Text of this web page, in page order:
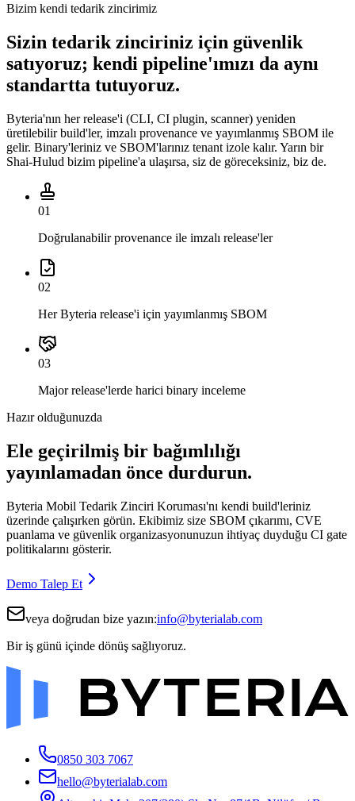
Bizim kendi tedarik zincirimiz
Sizin tedarik zinciriniz için güvenlik
satıyoruz; kendi pipeline'ımızı da aynı
standartta tutuyoruz.
Byteria'nın her release'i (CLI, CI plugin, scanner) yeniden
üretilebilir build'ler, imzalı provenance ve yayımlanmış SBOM ile
gelir. Binary'leriniz ve SBOM'larınız tenant izole kalır. Yarın bir
Shai-Hulud bizim pipeline'a ulaşırsa, siz de göreceksiniz, biz de.
01
Doğrulanabilir provenance ile imzalı release'ler
02
Her Byteria release'i için yayımlanmış SBOM
03
Major release'lerde harici binary inceleme
Hazır olduğunuzda
Ele geçirilmiş bir bağımlılığı
yayınlamadan önce durdurun.
Byteria Mobil Tedarik Zinciri Koruması'nı kendi build'leriniz
üzerinde çalışırken görün. Ekibimiz size SBOM çıkarımı, CVE
puanlama ve güvenlik organizasyonunuzun ihtiyaç duyduğu CI gate
politikalarını gösterir.
Demo Talep Et
veya doğrudan bize yazın:info@byterialab.com
Bir iş günü içinde dönüş sağlıyoruz.
0850 303 7067
hello@byterialab.com